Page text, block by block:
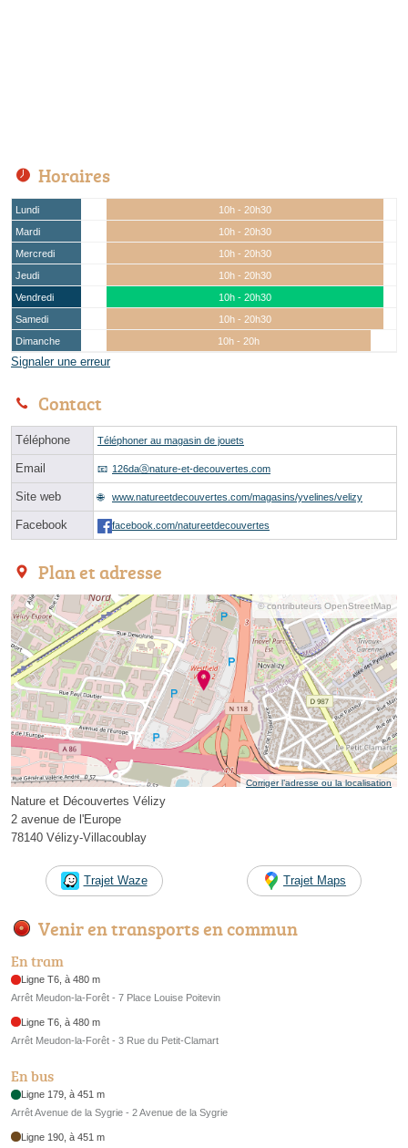
Horaires
Lundi
10h - 20h30
Mardi
10h - 20h30
Mercredi
10h - 20h30
Jeudi
10h - 20h30
Vendredi
10h - 20h30
Samedi
10h - 20h30
Dimanche
10h - 20h
Signaler une erreur
Contact
Téléphone Téléphoner au magasin de jouets
Email 126daⓐnature-et-decouvertes.com
Site web www.natureetdecouvertes.com/magasins/yvelines/velizy
Facebook facebook.com/natureetdecouvertes
Plan et adresse
© contributeurs OpenStreetMap
Corriger l’adresse ou la localisation
Nature et Découvertes Vélizy
2 avenue de l'Europe
78140 Vélizy-Villacoublay
Trajet Waze Trajet Maps
Venir en transports en commun
En tram
Ligne T6, à 480 m
Arrêt Meudon-la-Forêt - 7 Place Louise Poitevin
Ligne T6, à 480 m
Arrêt Meudon-la-Forêt - 3 Rue du Petit-Clamart
En bus
Ligne 179, à 451 m
Arrêt Avenue de la Sygrie - 2 Avenue de la Sygrie
Ligne 190, à 451 m